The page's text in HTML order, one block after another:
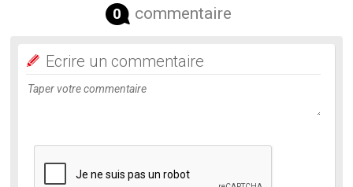
0 commentaire
Ecrire un commentaire